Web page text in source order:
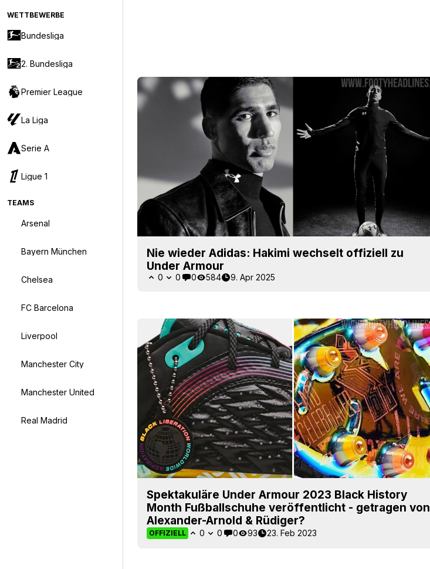
WETTBEWERBE
Bundesliga
2. Bundesliga
Premier League
La Liga
Serie A
Ligue 1
TEAMS
Arsenal
Bayern München
Chelsea
FC Barcelona
Liverpool
Manchester City
Manchester United
Real Madrid
Nie wieder Adidas: Hakimi wechselt offiziell zu
Under Armour
0 0 0 584 9. Apr 2025
Spektakuläre Under Armour 2023 Black History
Month Fußballschuhe veröffentlicht - getragen von
Alexander-Arnold & Rüdiger?
OFFIZIELL 0 0 0 93 23. Feb 2023